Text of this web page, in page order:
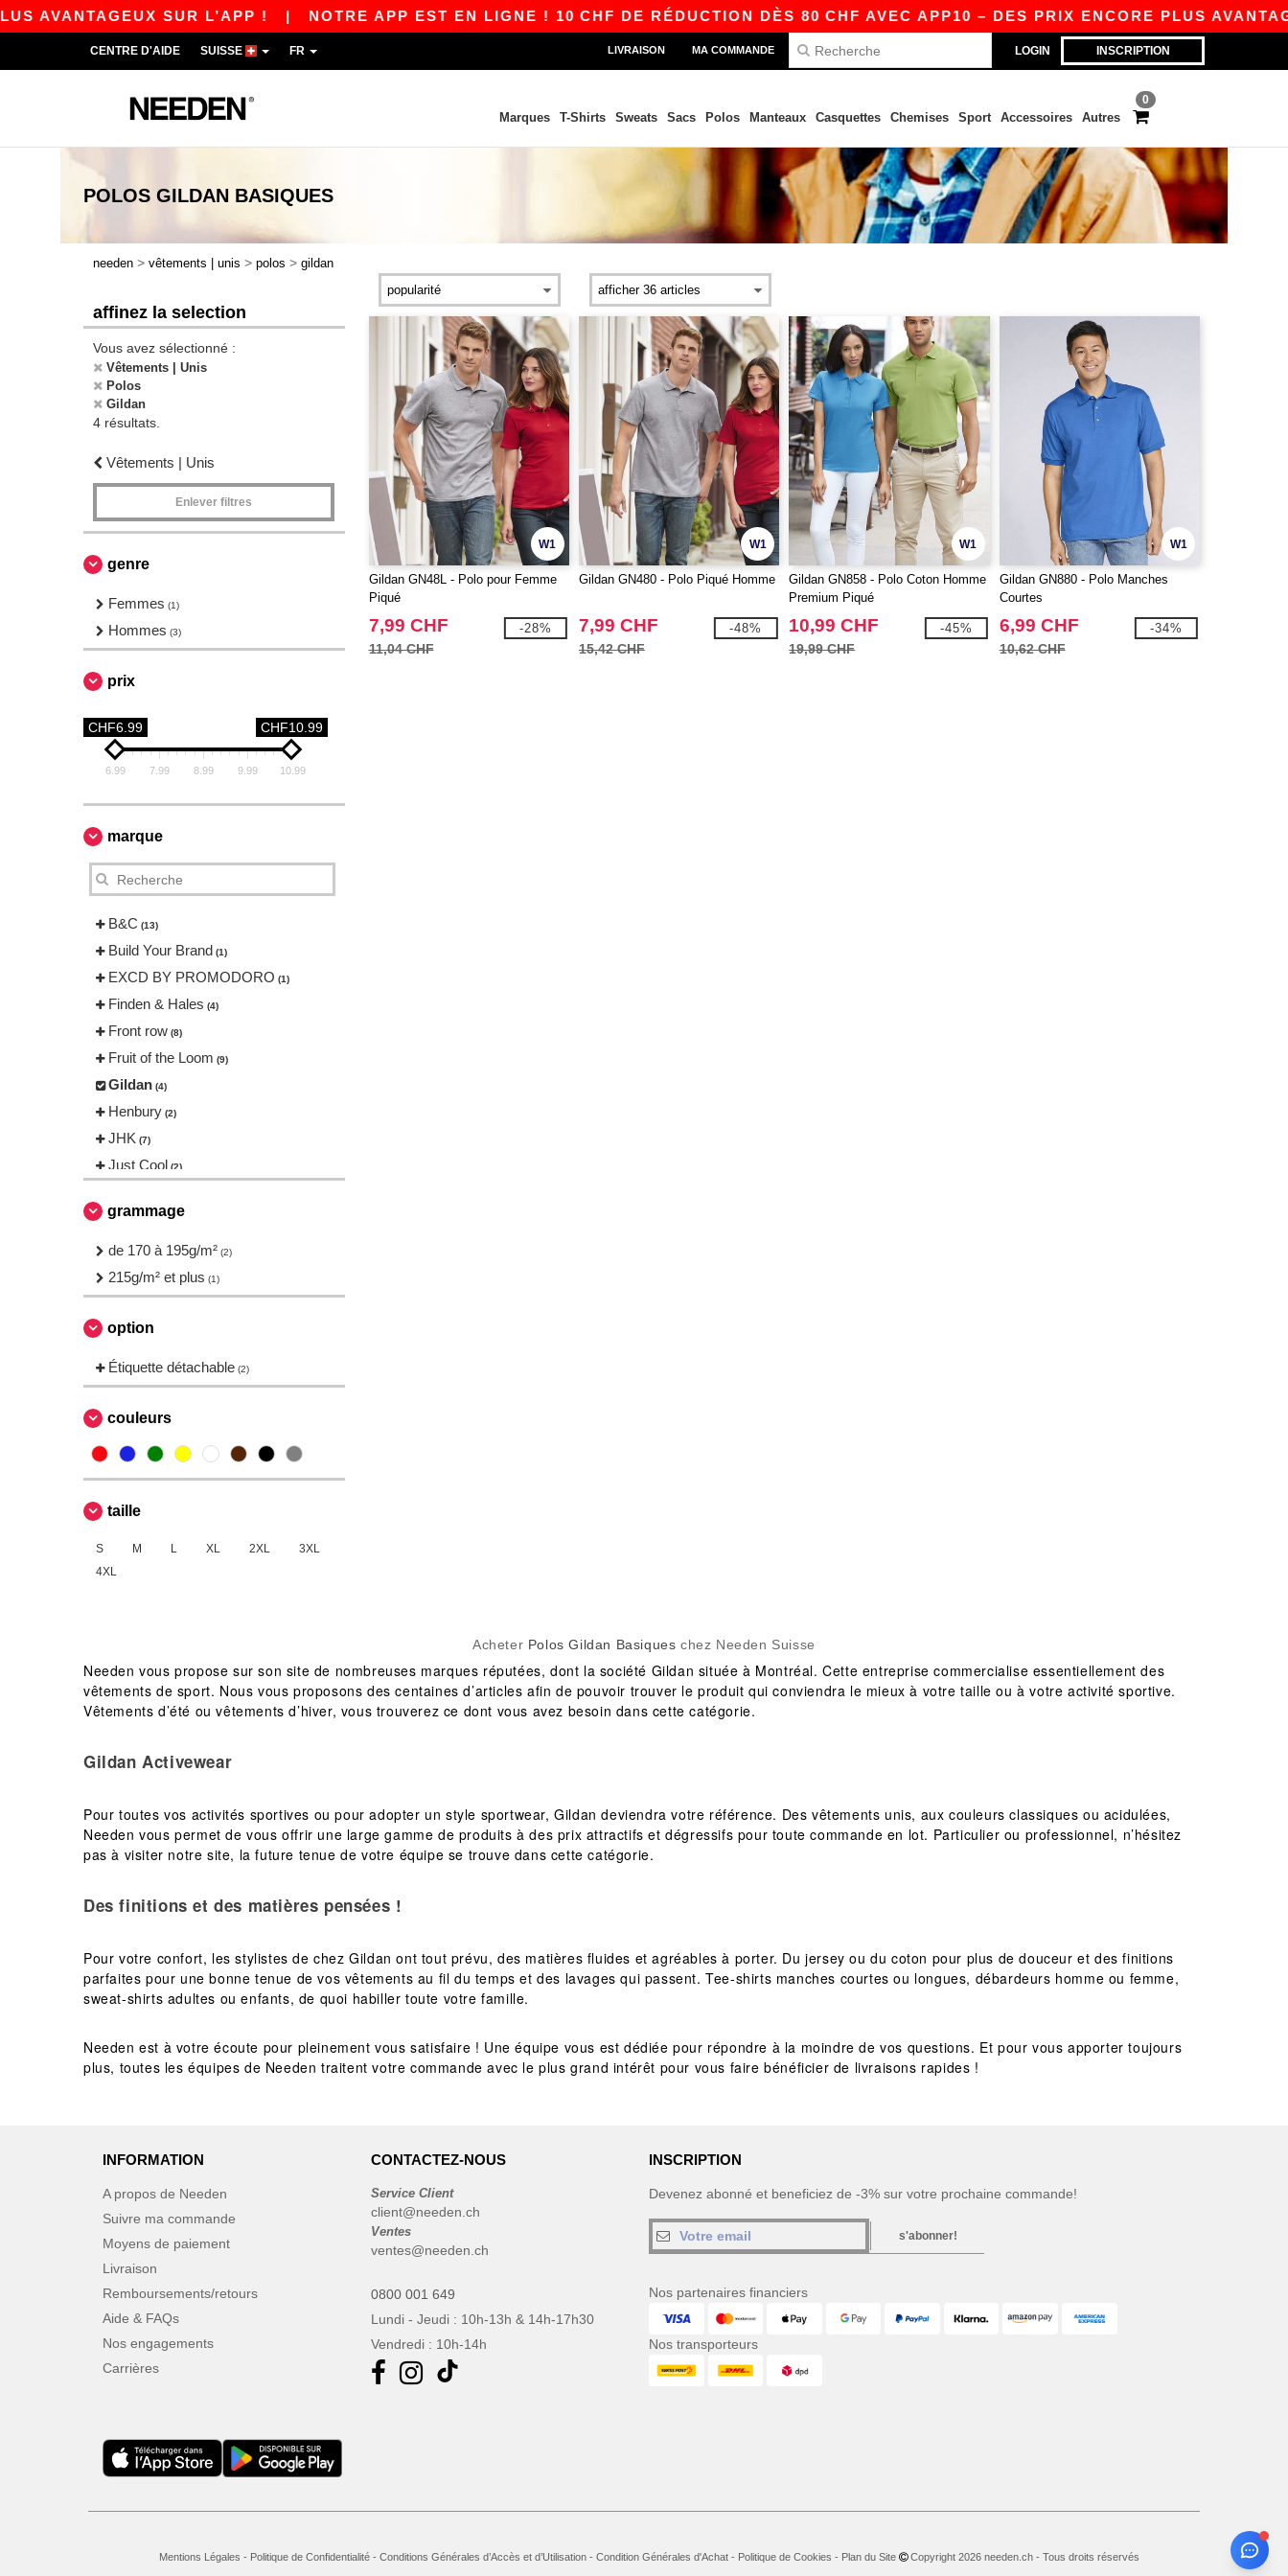
SUR L’APP !| NOTRE APP EST EN LIGNE ! 10 CHF DE RÉDUCTION DÈS 80 CHF AVEC APP10 – DES PRIX ENCORE PLUS
LOGIN INSCRIPTION
CENTRE D'AIDE SUISSE FR LIVRAISON MA COMMANDE
0
Marques T-Shirts Sweats Sacs Polos Manteaux Casquettes Chemises Sport Accessoires Autres
POLOS GILDAN BASIQUES
needen > vêtements | unis > polos > gildan
affinez la selection
Vous avez sélectionné :
Vêtements | Unis
Polos
Gildan
4 résultats.
Vêtements | Unis
Enlever filtres
genre
Femmes (1)
Hommes (3)
prix
CHF6.99 CHF10.99
6.99 7.99 8.99 9.99 10.99
marque
B&C (13)
Build Your Brand (1)
EXCD BY PROMODORO (1)
Finden & Hales (4)
Front row (8)
Fruit of the Loom (9)
Gildan (4)
Henbury (2)
JHK (7)
Just Cool (2)
Produkt JACK & JONES
Promodoro (1)
Result (1)
Russell (7)
Skinnifit
Starworld
VELILLA (2)
grammage
de 170 à 195g/m² (2)
215g/m² et plus (1)
option
Étiquette détachable (2)
couleurs
taille
S M L XL 2XL
3XL
4XL
W1
Gildan GN48L - Polo pour Femme
Piqué
7,99 CHF
11,04 CHF
-28%
W1
Gildan GN480 - Polo Piqué Homme
7,99 CHF
15,42 CHF
-48%
W1
Gildan GN858 - Polo Coton Homme
Premium Piqué
10,99 CHF
19,99 CHF
-45%
W1
Gildan GN880 - Polo Manches
Courtes
6,99 CHF
10,62 CHF
-34%
Acheter Polos Gildan Basiques chez Needen Suisse
Needen vous propose sur son site de nombreuses marques réputées, dont la société Gildan située à Montréal. Cette entreprise commercialise essentiellement des
vêtements de sport. Nous vous proposons des centaines d’articles afin de pouvoir trouver le produit qui conviendra le mieux à votre taille ou à votre activité sportive.
Vêtements d’été ou vêtements d’hiver, vous trouverez ce dont vous avez besoin dans cette catégorie.
Gildan Activewear
Pour toutes vos activités sportives ou pour adopter un style sportwear, Gildan deviendra votre référence. Des vêtements unis, aux couleurs classiques ou acidulées,
Needen vous permet de vous offrir une large gamme de produits à des prix attractifs et dégressifs pour toute commande en lot. Particulier ou professionnel, n’hésitez
pas à visiter notre site, la future tenue de votre équipe se trouve dans cette catégorie.
Des finitions et des matières pensées !
Pour votre confort, les stylistes de chez Gildan ont tout prévu, des matières fluides et agréables à porter. Du jersey ou du coton pour plus de douceur et des finitions
parfaites pour une bonne tenue de vos vêtements au fil du temps et des lavages qui passent. Tee-shirts manches courtes ou longues, débardeurs homme ou femme,
sweat-shirts adultes ou enfants, de quoi habiller toute votre famille.
Needen est à votre écoute pour pleinement vous satisfaire ! Une équipe vous est dédiée pour répondre à la moindre de vos questions. Et pour vous apporter toujours
plus, toutes les équipes de Needen traitent votre commande avec le plus grand intérêt pour vous faire bénéficier de livraisons rapides !
INFORMATION
A propos de Needen
Suivre ma commande
Moyens de paiement
Livraison
Remboursements/retours
Aide & FAQs
Nos engagements
Carrières
CONTACTEZ-NOUS
Service Client
client@needen.ch
Ventes
ventes@needen.ch
0800 001 649
Lundi - Jeudi : 10h-13h & 14h-17h30
Vendredi : 10h-14h
INSCRIPTION
Devenez abonné et beneficiez de -3% sur votre prochaine commande!
s'abonner!
Nos partenaires financiers
Nos transporteurs
Mentions Légales - Politique de Confidentialité- Conditions Générales d’Accès et d’Utilisation- Condition Générales d'Achat- Politique de Cookies - Plan du Site Copyright 2026 needen.ch - Tous droits réservés